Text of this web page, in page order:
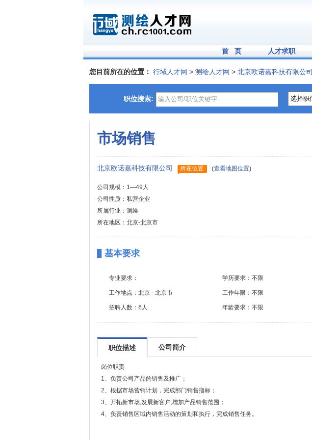
首 页 人才求职
您目前所在的位置： 行域人才网 > 测绘人才网 > 北京欧诺嘉科技有限公司
职位搜索:
市场销售
北京欧诺嘉科技有限公司 所在位置 (查看地图位置)
公司规模：1—49人
公司性质：私营企业
所属行业：测绘
所在地区：北京-北京市
基本要求
专业要求： 学历要求： 不限
工作地点： 北京 - 北京市 工作年限： 不限
招聘人数： 6人 年龄要求： 不限
职位描述 公司简介
岗位职责
1、负责公司产品的销售及推广；
2、根据市场营销计划，完成部门销售指标；
3、开拓新市场,发展新客户,增加产品销售范围；
4、负责销售区域内销售活动的策划和执行，完成销售任务。